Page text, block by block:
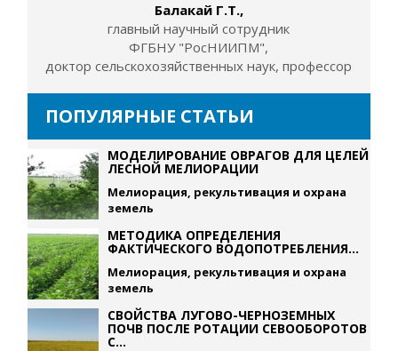
Балакай Г.Т.,
главный научный сотрудник
ФГБНУ "РосНИИПМ",
доктор сельскохозяйственных наук, профессор
ПОПУЛЯРНЫЕ СТАТЬИ
МОДЕЛИРОВАНИЕ ОВРАГОВ ДЛЯ ЦЕЛЕЙ
ЛЕСНОЙ МЕЛИОРАЦИИ
Мелиорация, рекультивация и охрана
земель
МЕТОДИКА ОПРЕДЕЛЕНИЯ
ФАКТИЧЕСКОГО ВОДОПОТРЕБЛЕНИЯ...
Мелиорация, рекультивация и охрана
земель
СВОЙСТВА ЛУГОВО-ЧЕРНОЗЕМНЫХ
ПОЧВ ПОСЛЕ РОТАЦИИ СЕВООБОРОТОВ
С...